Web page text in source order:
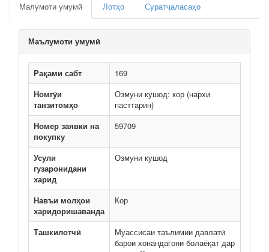
Малумоти умумӣ Лотҳо Суратҷаласаҳо
Маълумоти умумӣ
Рақами сабт
169
Номгӯи
танзитомҳо
Озмуни кушод: кор (нархи
пасттарин)
Номер заявки на
покупку
59709
Усули
гузаронидани
харид
Озмуни кушод
Навъи молҳои
харидоришаванда
Кор
Ташкилотчӣ
Муассисаи таълимии давлатӣ
барои хонандагони болаёқат дар